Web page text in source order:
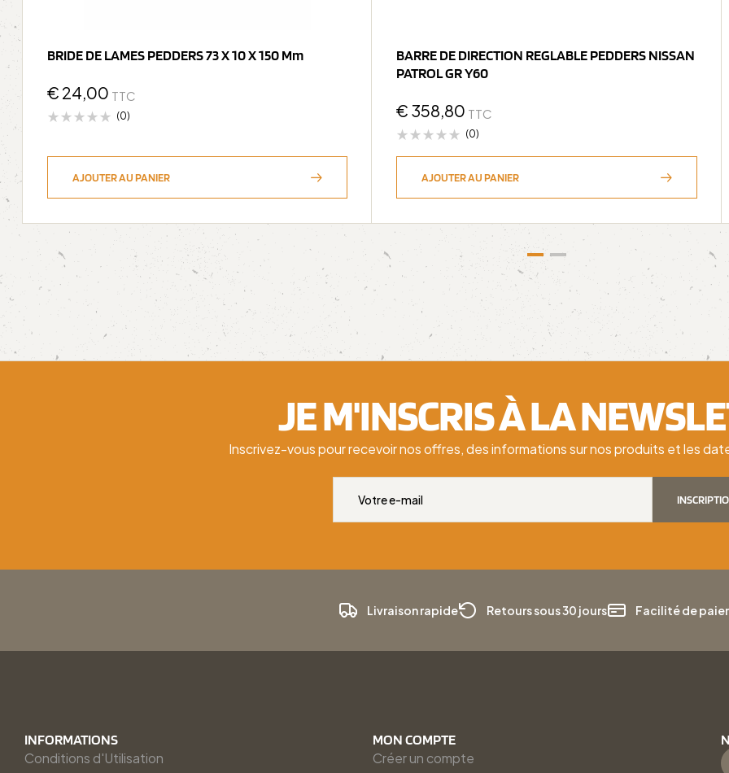
BRIDE DE LAMES PEDDERS 73 X 10 X 150 Mm
€ 24,00 TTC
(0)
AJOUTER AU PANIER
BARRE DE DIRECTION REGLABLE PEDDERS NISSAN
PATROL GR Y60
€ 358,80 TTC
(0)
AJOUTER AU PANIER
JE M'INSCRIS À LA
Inscrivez-vous pour recevoir nos offres, des informations sur nos produits et les
Livraison rapide Retours sous 30 jours Facilité de
INFORMATIONS
Conditions d'Utilisation
MON COMPTE
Créer un compte